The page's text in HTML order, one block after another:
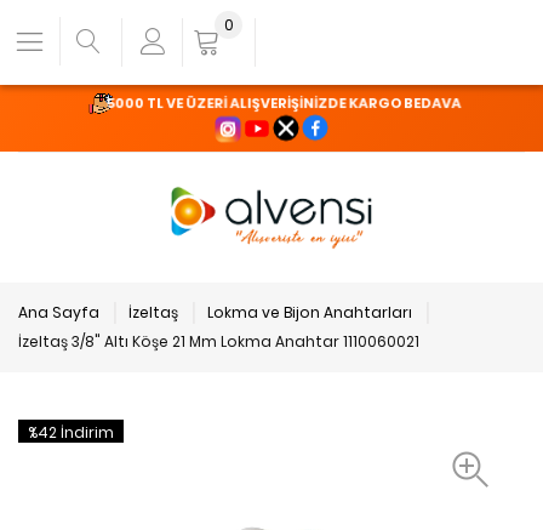
5000 TL VE ÜZERİ ALIŞVERİŞİNİZDE KARGO BEDAVA
0
Ana Sayfa İzeltaş
Lokma ve Bijon Anahtarları
İzeltaş 3/8" Altı Köşe 21 Mm Lokma Anahtar 1110060021
%42 İndirim